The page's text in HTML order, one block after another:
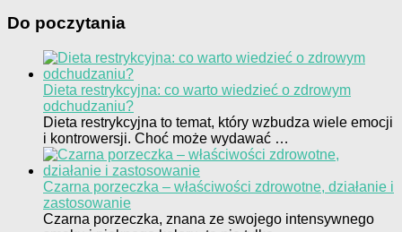
Do poczytania
Dieta restrykcyjna: co warto wiedzieć o zdrowym
odchudzaniu?
Dieta restrykcyjna to temat, który wzbudza wiele emocji
i kontrowersji. Choć może wydawać …
Czarna porzeczka – właściwości zdrowotne, działanie i
zastosowanie
Czarna porzeczka, znana ze swojego intensywnego